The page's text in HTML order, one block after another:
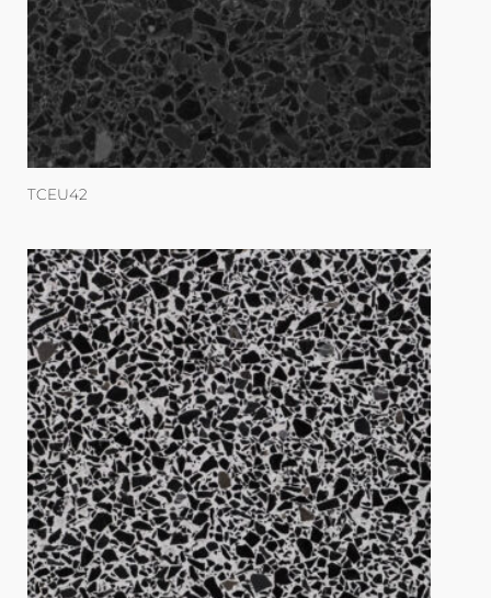
TCEU42